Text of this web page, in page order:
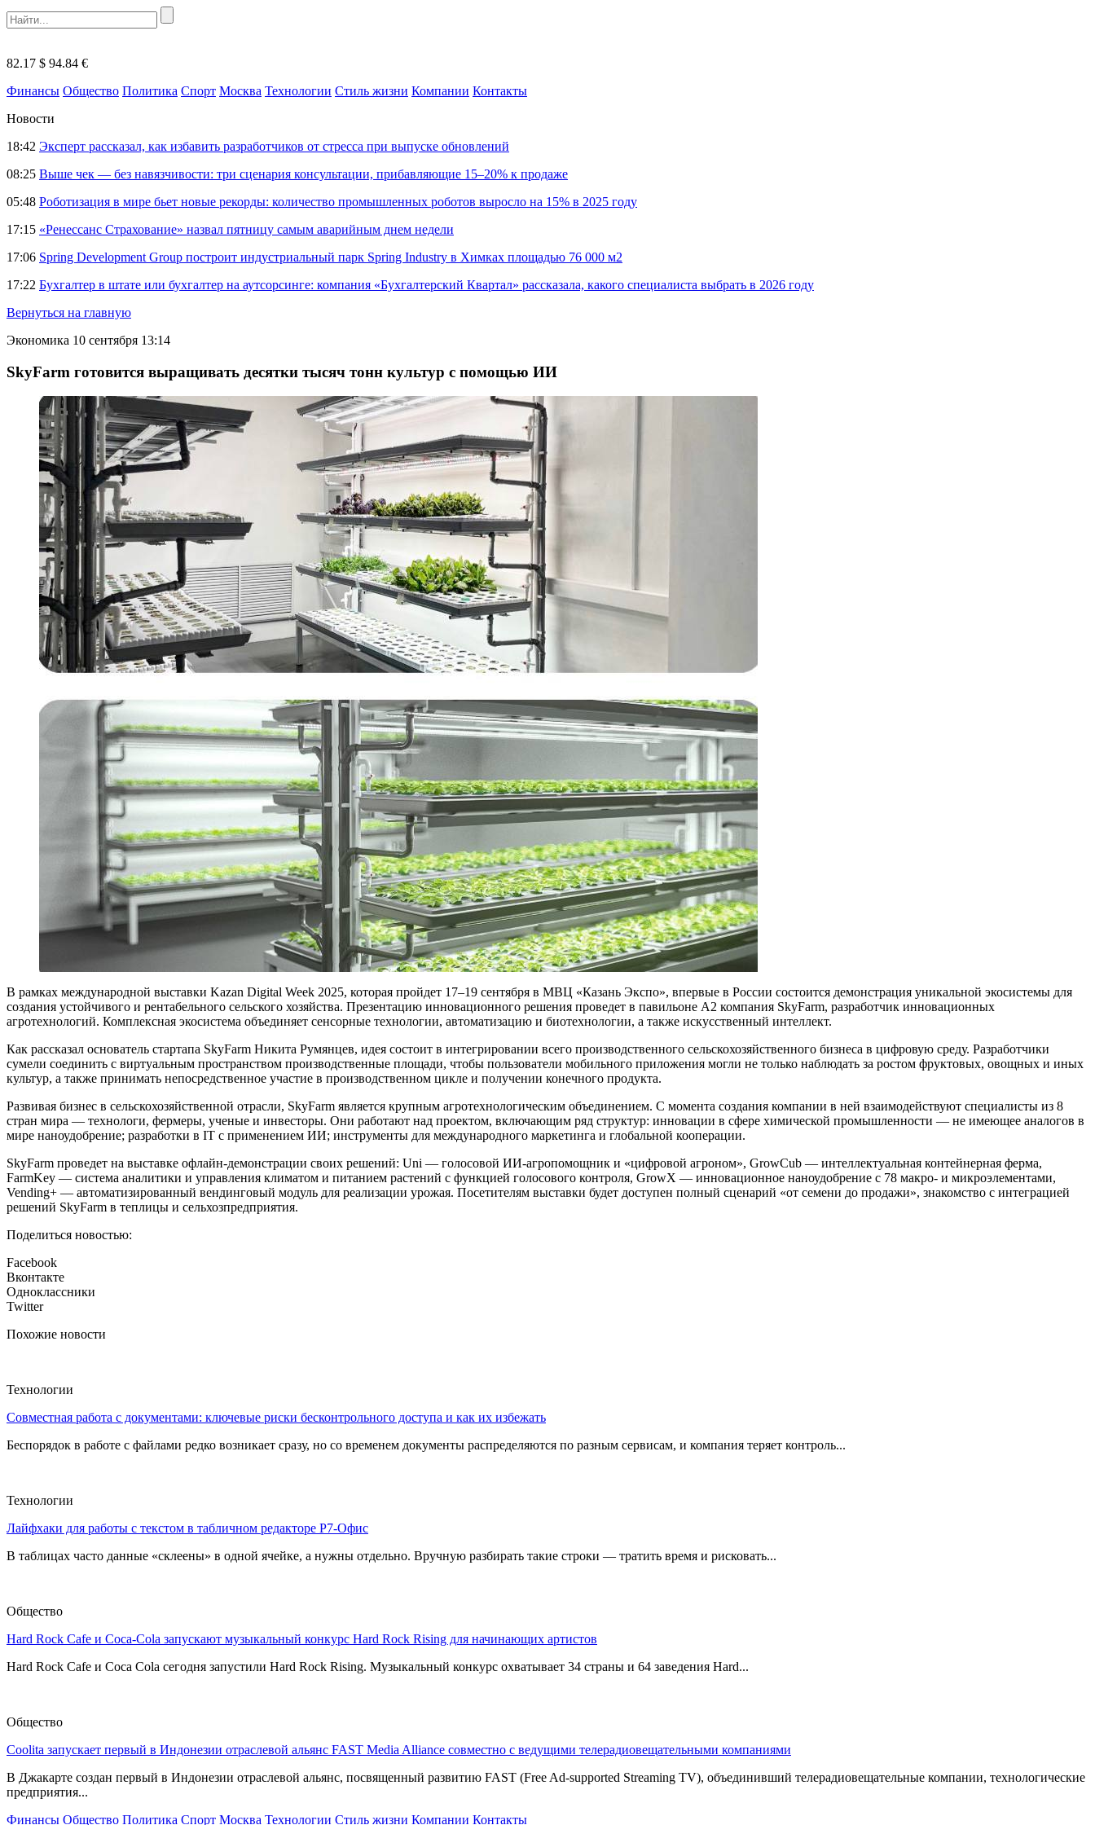
82.17 $ 94.84 €
Финансы Общество Политика Спорт Москва Технологии Стиль жизни Компании Контакты
Новости
18:42 Эксперт рассказал, как избавить разработчиков от стресса при выпуске обновлений
08:25 Выше чек — без навязчивости: три сценария консультации, прибавляющие 15–20% к продаже
05:48 Роботизация в мире бьет новые рекорды: количество промышленных роботов выросло на 15% в 2025 году
17:15 «Ренессанс Страхование» назвал пятницу самым аварийным днем недели
17:06 Spring Development Group построит индустриальный парк Spring Industry в Химках площадью 76 000 м2
17:22 Бухгалтер в штате или бухгалтер на аутсорсинге: компания «Бухгалтерский Квартал» рассказала, какого специалиста выбрать в 2026 году
Вернуться на главную
Экономика 10 сентября 13:14
SkyFarm готовится выращивать десятки тысяч тонн культур с помощью ИИ
В рамках международной выставки Kazan Digital Week 2025, которая пройдет 17–19 сентября в МВЦ «Казань Экспо», впервые в России состоится демонстрация уникальной экосистемы для
создания устойчивого и рентабельного сельского хозяйства. Презентацию инновационного решения проведет в павильоне А2 компания SkyFarm, разработчик инновационных
агротехнологий. Комплексная экосистема объединяет сенсорные технологии, автоматизацию и биотехнологии, а также искусственный интеллект.
Как рассказал основатель стартапа SkyFarm Никита Румянцев, идея состоит в интегрировании всего производственного сельскохозяйственного бизнеса в цифровую среду. Разработчики
сумели соединить с виртуальным пространством производственные площади, чтобы пользователи мобильного приложения могли не только наблюдать за ростом фруктовых, овощных и иных
культур, а также принимать непосредственное участие в производственном цикле и получении конечного продукта.
Развивая бизнес в сельскохозяйственной отрасли, SkyFarm является крупным агротехнологическим объединением. С момента создания компании в ней взаимодействуют специалисты из 8
стран мира — технологи, фермеры, ученые и инвесторы. Они работают над проектом, включающим ряд структур: инновации в сфере химической промышленности — не имеющее аналогов в
мире наноудобрение; разработки в IT с применением ИИ; инструменты для международного маркетинга и глобальной кооперации.
SkyFarm проведет на выставке офлайн-демонстрации своих решений: Uni — голосовой ИИ-агропомощник и «цифровой агроном», GrowCub — интеллектуальная контейнерная ферма,
FarmKey — система аналитики и управления климатом и питанием растений с функцией голосового контроля, GrowX — инновационное наноудобрение с 78 макро- и микроэлементами,
Vending+ — автоматизированный вендинговый модуль для реализации урожая. Посетителям выставки будет доступен полный сценарий «от семени до продажи», знакомство с интеграцией
решений SkyFarm в теплицы и сельхозпредприятия.
Поделиться новостью:
Facebook
Вконтакте
Одноклассники
Twitter
Похожие новости
Технологии
Совместная работа с документами: ключевые риски бесконтрольного доступа и как их избежать
Беспорядок в работе с файлами редко возникает сразу, но со временем документы распределяются по разным сервисам, и компания теряет контроль...
Технологии
Лайфхаки для работы с текстом в табличном редакторе Р7-Офис
В таблицах часто данные «склеены» в одной ячейке, а нужны отдельно. Вручную разбирать такие строки — тратить время и рисковать...
Общество
Hard Rock Cafe и Coca-Cola запускают музыкальный конкурс Hard Rock Rising для начинающих артистов
Hard Rock Cafe и Coca Cola сегодня запустили Hard Rock Rising. Музыкальный конкурс охватывает 34 страны и 64 заведения Hard...
Общество
Coolita запускает первый в Индонезии отраслевой альянс FAST Media Alliance совместно с ведущими телерадиовещательными компаниями
В Джакарте создан первый в Индонезии отраслевой альянс, посвященный развитию FAST (Free Ad-supported Streaming TV), объединивший телерадиовещательные компании, технологические
предприятия...
Финансы Общество Политика Спорт Москва Технологии Стиль жизни Компании Контакты